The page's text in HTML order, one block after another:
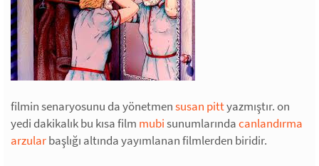
filmin senaryosunu da yönetmensusan pittyazmıştır. on
yedi dakikalık bu kısa film mubisunumlarındacanlandırma
arzularbaşlığı altında yayımlanan filmlerden biridir.